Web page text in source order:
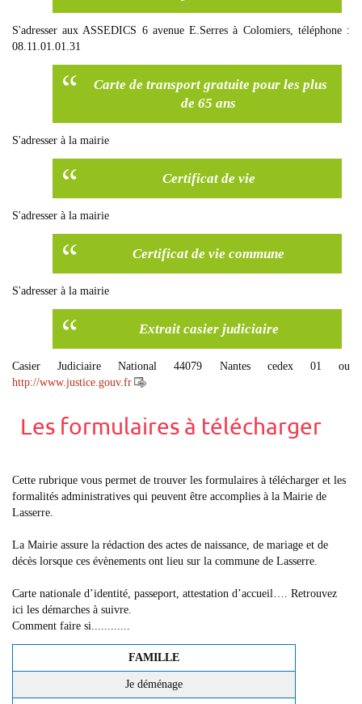
S'adresser aux ASSEDICS 6 avenue E.Serres à Colomiers, téléphone :
08.11.01.01.31
Carte de transport gratuite pour les plus
de 65 ans
S'adresser à la mairie
Certificat de vie
S'adresser à la mairie
Certificat de vie commune
S'adresser à la mairie
Extrait casier judiciaire
Casier Judiciaire National 44079 Nantes cedex 01 ou
http://www.justice.gouv.fr
Les formulaires à télécharger
Cette rubrique vous permet de trouver les formulaires à télécharger et les
formalités administratives qui peuvent être accomplies à la Mairie de
Lasserre.
La Mairie assure la rédaction des actes de naissance, de mariage et de
décès lorsque ces évènements ont lieu sur la commune de Lasserre.
Carte nationale d’identité, passeport, attestation d’accueil…. Retrouvez
ici les démarches à suivre.
Comment faire si............
FAMILLE
Je déménage